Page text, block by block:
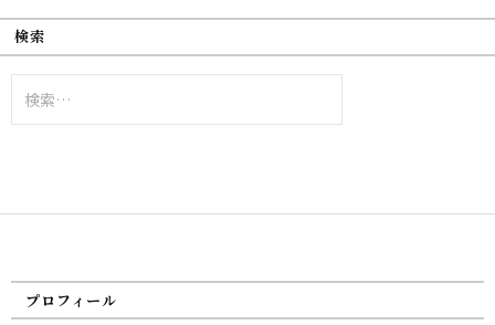
検索
索:
プロフィール